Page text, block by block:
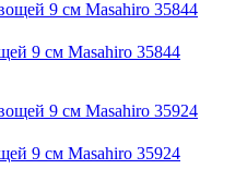
9 см Masahiro 35844
9 см Masahiro 35924